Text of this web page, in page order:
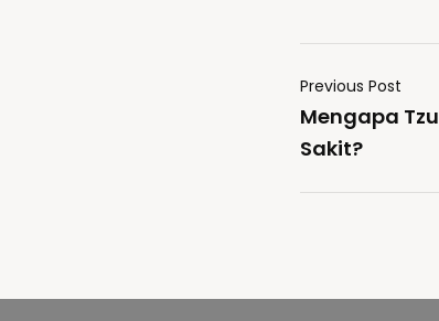
Previous Post
Mengapa
Sakit?